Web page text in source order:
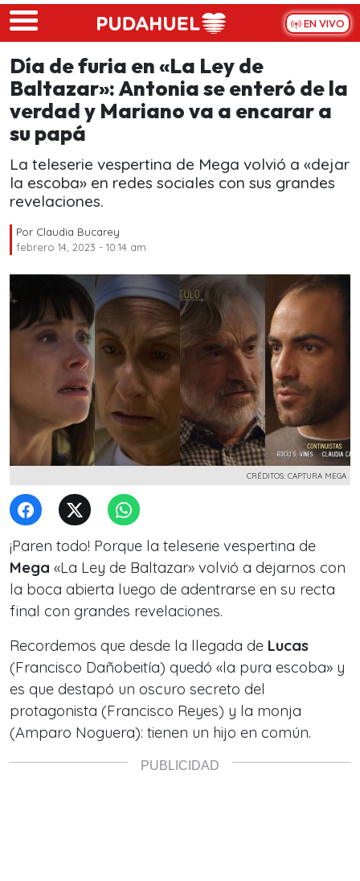
Skip to main content
EN VIVO
Día de furia en «La Ley de
Baltazar»: Antonia se enteró de la
verdad y Mariano va a encarar a
su papá
La teleserie vespertina de Mega volvió a «dejar
la escoba» en redes sociales con sus grandes
revelaciones.
Por Claudia Bucarey
febrero 14, 2023 - 10:14 am
CRÉDITOS: CAPTURA MEGA
¡Paren todo! Porque la teleserie vespertina de
Mega «La Ley de Baltazar» volvió a dejarnos con
la boca abierta luego de adentrarse en su recta
final con grandes revelaciones.
Recordemos que desde la llegada de Lucas
(Francisco Dañobeitía) quedó «la pura escoba» y
es que destapó un oscuro secreto del
protagonista (Francisco Reyes) y la monja
(Amparo Noguera): tienen un hijo en común.